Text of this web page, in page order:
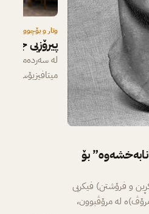
بۆ
و فرۆشتن) فیکریی
لە مرۆڤبوون،
وتار و بۆچوون
پیرۆزیی
لە سەردەمێکدا
میتافیزیۆس،